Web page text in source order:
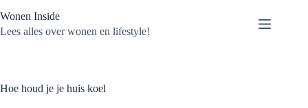
naar
de
Wonen Inside
Lees alles over wonen en lifestyle!
Hoe houd je je huis koel